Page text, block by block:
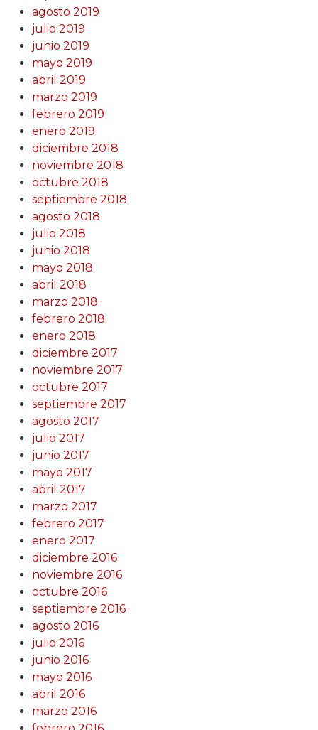
agosto 2019
julio 2019
junio 2019
mayo 2019
abril 2019
marzo 2019
febrero 2019
enero 2019
diciembre 2018
noviembre 2018
octubre 2018
septiembre 2018
agosto 2018
julio 2018
junio 2018
mayo 2018
abril 2018
marzo 2018
febrero 2018
enero 2018
diciembre 2017
noviembre 2017
octubre 2017
septiembre 2017
agosto 2017
julio 2017
junio 2017
mayo 2017
abril 2017
marzo 2017
febrero 2017
enero 2017
diciembre 2016
noviembre 2016
octubre 2016
septiembre 2016
agosto 2016
julio 2016
junio 2016
mayo 2016
abril 2016
marzo 2016